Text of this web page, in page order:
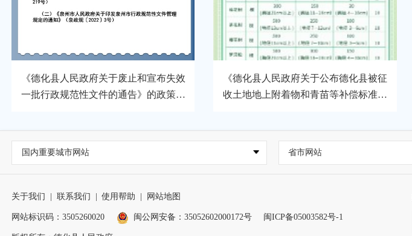
《德化县人民政府关于废止和宣布失效
一批行政规范性文件的通告》的政策解
《德化县人民政府关于公布德化县被征
收土地地上附着物和青苗等补偿标准的
国内重要城市网站 省市网站
关于我们 联系我们 使用帮助 网站地图
网站标识码：3505260020 闽公网安备：35052602000172号 闽ICP备05003582号-1